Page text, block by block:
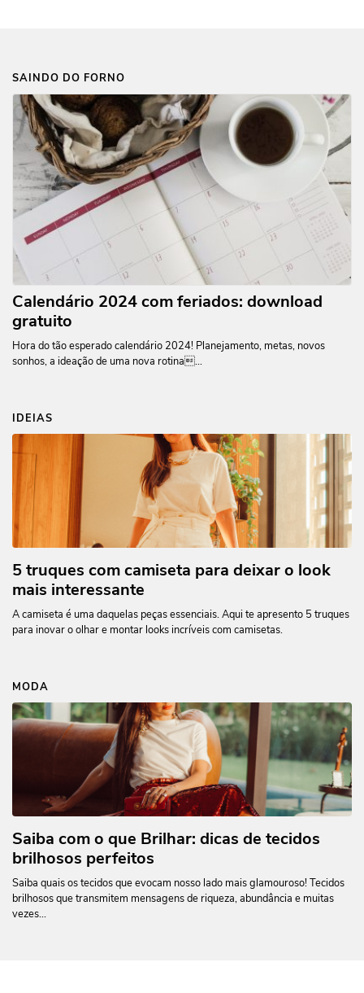
SAINDO DO FORNO
Calendário 2024 com feriados: download
gratuito
Hora do tão esperado calendário 2024! Planejamento, metas, novos
sonhos, a ideação de uma nova rotina...
IDEIAS
5 truques com camiseta para deixar o look
mais interessante
A camiseta é uma daquelas peças essenciais. Aqui te apresento 5 truques
para inovar o olhar e montar looks incríveis com camisetas.
MODA
Saiba com o que Brilhar: dicas de tecidos
brilhosos perfeitos
Saiba quais os tecidos que evocam nosso lado mais glamouroso! Tecidos
brilhosos que transmitem mensagens de riqueza, abundância e muitas
vezes...